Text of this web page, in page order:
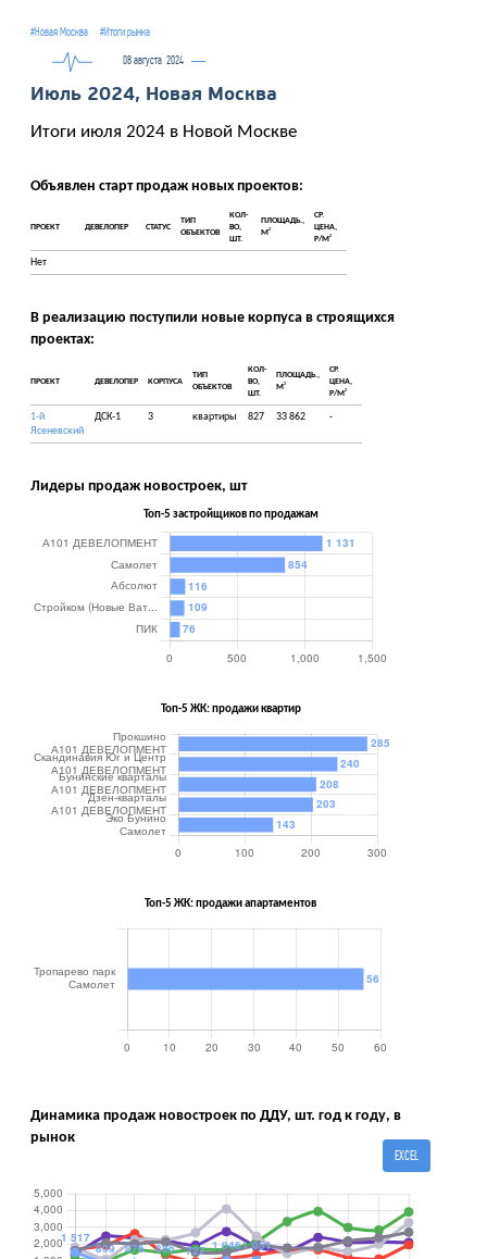
#Новая Москва
#Итоги рынка
08 августа 2024
Июль 2024, Новая Москва
Итоги июля 2024 в Новой Москве
Объявлен старт продаж новых проектов:
ПРОЕКТ ДЕВЕЛОПЕР СТАТУС
ТИП
ОБЪЕКТОВ
КОЛ-
ВО,
ШТ.
ПЛОЩАДЬ.,
М2
СР.
ЦЕНА,
Р/М2
Нет
В реализацию поступили новые корпуса в строящихся
проектах:
ПРОЕКТ ДЕВЕЛОПЕР КОРПУСА
ТИП
ОБЪЕКТОВ
КОЛ-
ВО,
ШТ.
ПЛОЩАДЬ.,
М2
СР.
ЦЕНА,
Р/М2
1-й
Ясеневский
ДСК-1 3 квартиры 827 33 862 -
Лидеры продаж новостроек, шт
Топ-5 застройщиков по продажам
Топ-5 ЖК: продажи квартир
Топ-5 ЖК: продажи апартаментов
Динамика продаж новостроек по ДДУ, шт. год к году, в
рынок
EXCEL